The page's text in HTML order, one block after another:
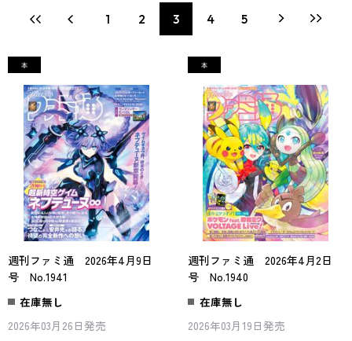
1 2 3 4 5
週刊ファミ通 2026年4月9日
号 No.1941
在庫無し
2026年03月26日発売
週刊ファミ通 2026年4月2日
号 No.1940
在庫無し
2026年03月19日発売